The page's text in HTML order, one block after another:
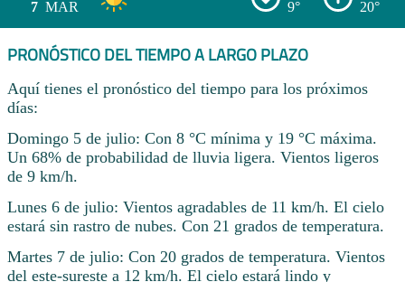
7 MAR 9° 20°
PRONÓSTICO DEL TIEMPO A LARGO PLAZO
Aquí tienes el pronóstico del tiempo para los próximos
días:
Domingo 5 de julio: Con 8 °C mínima y 19 °C máxima.
Un 68% de probabilidad de lluvia ligera. Vientos ligeros
de 9 km/h.
Lunes 6 de julio: Vientos agradables de 11 km/h. El cielo
estará sin rastro de nubes. Con 21 grados de temperatura.
Martes 7 de julio: Con 20 grados de temperatura. Vientos
del este-sureste a 12 km/h. El cielo estará lindo y